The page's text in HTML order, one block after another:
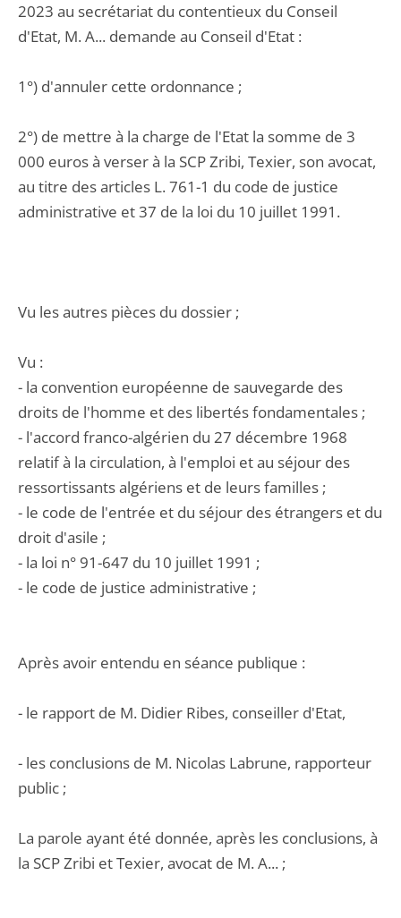
2023 au secrétariat du contentieux du Conseil
d'Etat, M. A... demande au Conseil d'Etat :
1°) d'annuler cette ordonnance ;
2°) de mettre à la charge de l'Etat la somme de 3
000 euros à verser à la SCP Zribi, Texier, son avocat,
au titre des articles L. 761-1 du code de justice
administrative et 37 de la loi du 10 juillet 1991.
Vu les autres pièces du dossier ;
Vu :
- la convention européenne de sauvegarde des
droits de l'homme et des libertés fondamentales ;
- l'accord franco-algérien du 27 décembre 1968
relatif à la circulation, à l'emploi et au séjour des
ressortissants algériens et de leurs familles ;
- le code de l'entrée et du séjour des étrangers et du
droit d'asile ;
- la loi n° 91-647 du 10 juillet 1991 ;
- le code de justice administrative ;
Après avoir entendu en séance publique :
- le rapport de M. Didier Ribes, conseiller d'Etat,
- les conclusions de M. Nicolas Labrune, rapporteur
public ;
La parole ayant été donnée, après les conclusions, à
la SCP Zribi et Texier, avocat de M. A... ;